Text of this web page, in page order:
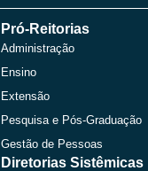
Pró-Reitorias
Administração
Ensino
Extensão
Pesquisa e Pós-Graduação
Gestão de Pessoas
Diretorias Sistêmicas